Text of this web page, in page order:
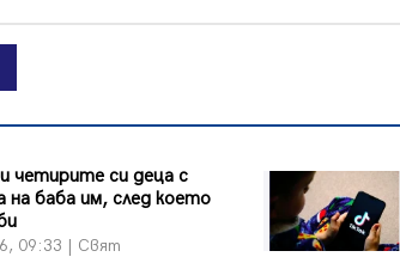
четирите си деца с
баба им, след което
09:33 | Свят